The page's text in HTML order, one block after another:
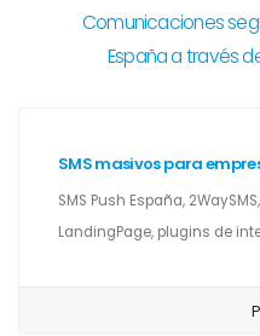
Comunicaciones
España a través
SMS masivos para
SMS Push España,
LandingPage, plugins de